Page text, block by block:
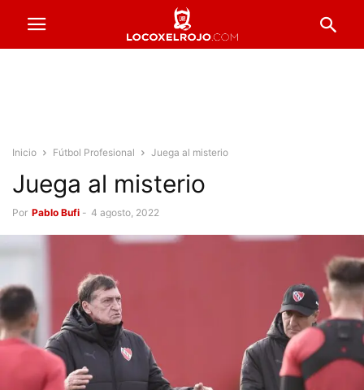
Inicio Fútbol Profesional Juega al misterio
Juega al misterio
Por Pablo Bufi - 4 agosto, 2022